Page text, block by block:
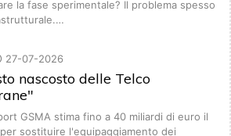
la fase sperimentale? Il problema spesso
27-07-2026
nascosto delle Telco
GSMA stima fino a 40 miliardi di euro il
sostituire l'equipaggiamento dei